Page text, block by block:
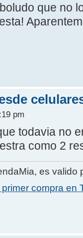
que no
pm
todavia no
como 2
es valido
compra en